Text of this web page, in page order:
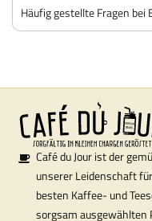
Häufig gestellte Fragen bei
Café du Jour ist der
unserer Leidenschaft
besten Kaffee- und
sorgsam ausgewählten